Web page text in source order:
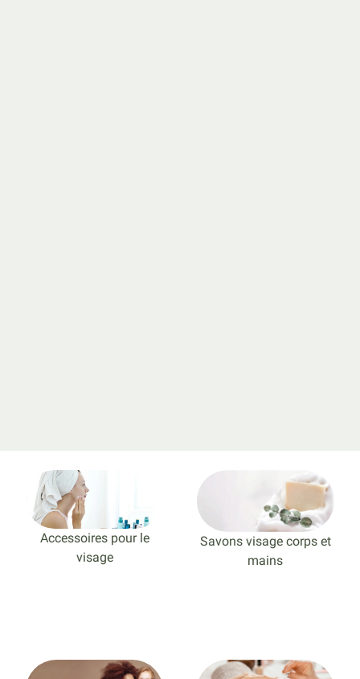
Accessoires pour le
visage
Savons visage corps et
mains